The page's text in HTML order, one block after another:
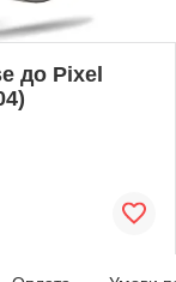
до Pixel